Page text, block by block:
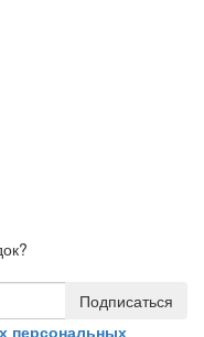
Подписаться
персональных